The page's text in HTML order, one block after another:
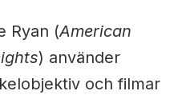
Ryan (American
) använder
och filmar